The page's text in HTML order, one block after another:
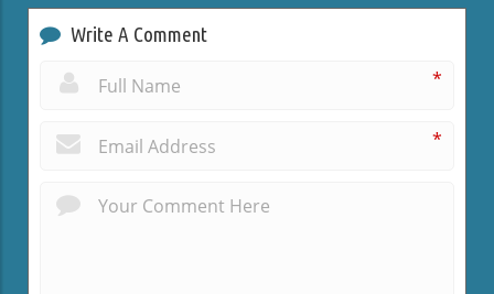
Write A Comment
*
*